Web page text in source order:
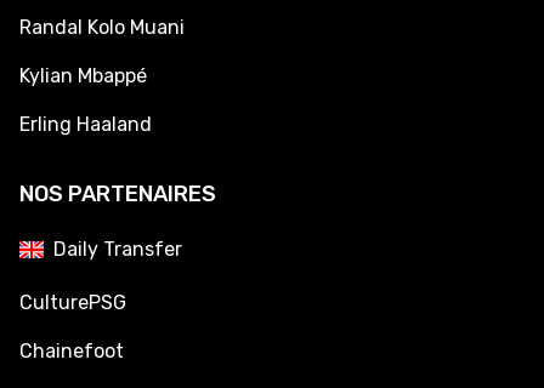
Randal Kolo Muani
Kylian Mbappé
Erling Haaland
NOS PARTENAIRES
Daily Transfer
CulturePSG
Chainefoot